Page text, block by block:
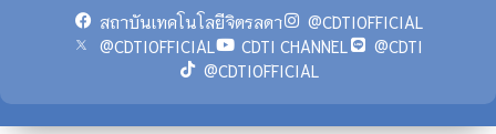
สถาบันเทคโนโลยีจิตรลดา
@CDTIOFFICIAL
@CDTIOFFICIAL
CDTI CHANNEL
@CDTI
@CDTIOFFICIAL